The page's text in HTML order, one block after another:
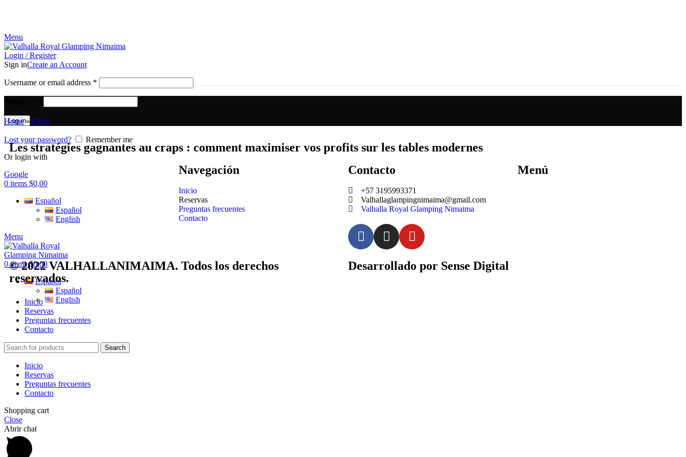
Menu
Login / Register
Sign inCreate an Account
Username or email address *
Log in
Lost your password?
Remember me
Or login with
Google
0 items $0,00
Español
Español
English
Menu
0items $0,00
Español
Español
English
Home» Otros
Les stratégies gagnantes au craps : comment maximiser vos profits sur les tables modernes
Navegación
Inicio
Reservas
Preguntas frecuentes
Contacto
Contacto
+57 3195993371
Valhallaglampingnimaima@gmail.com
Valhalla Royal Glamping Nimaima
Menú
© 2022 VALHALLANIMAIMA. Todos los derechos
reservados.
Desarrollado por Sense Digital
Inicio
Reservas
Preguntas frecuentes
Contacto
Search
Inicio
Reservas
Preguntas frecuentes
Contacto
Shopping cart
Close
Abrir chat